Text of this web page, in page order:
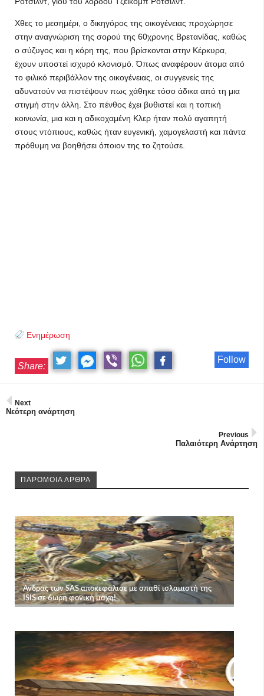
Χθες το μεσημέρι, ο δικηγόρος της οικογένειας προχώρησε
στην αναγνώριση της σορού της 60χρονης Βρετανίδας, καθώς
ο σύζυγος και η κόρη της, που βρίσκονται στην Κέρκυρα,
έχουν υποστεί ισχυρό κλονισμό. Όπως αναφέρουν άτομα από
το φιλικό περιβάλλον της οικογένειας, οι συγγενείς της
αδυνατούν να πιστέψουν πως χάθηκε τόσο άδικα από τη μια
στιγμή στην άλλη. Στο πένθος έχει βυθιστεί και η τοπική
κοινωνία, μια και η αδικοχαμένη Κλερ ήταν πολύ αγαπητή
στους ντόπιους, καθώς ήταν ευγενική, χαμογελαστή και πάντα
πρόθυμη να βοηθήσει όποιον της το ζητούσε.
Ενημέρωση
Follow
Share:
Next
Νεότερη ανάρτηση
Previous
Παλαιότερη Ανάρτηση
ΠΑΡΟΜΟΙΑ ΑΡΘΡΑ